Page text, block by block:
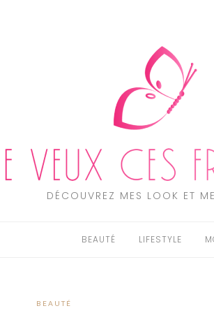
DÉCOUVREZ MES LOOK ET
BEAUTÉ LIFESTYLE
BEAUTÉ